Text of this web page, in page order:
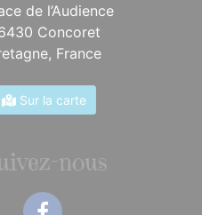
de l’Audience
Concoret
France
Sur la carte
nous